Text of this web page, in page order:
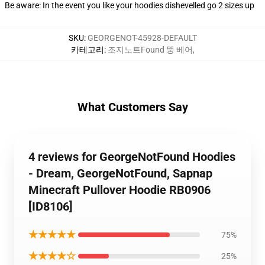
Be aware: In the event you like your hoodies dishevelled go 2 sizes up
SKU: GEORGENOT-45928-DEFAULT
카테고리: 조지노트Found 뚱 베어,
What Customers Say
4 reviews for GeorgeNotFound Hoodies
- Dream, GeorgeNotFound, Sapnap
Minecraft Pullover Hoodie RB0906
[ID8106]
★★★★★ 75%
★★★★☆ 25%